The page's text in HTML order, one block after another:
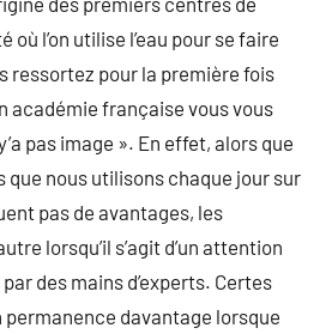
où l’on utilise l’eau pour se faire
ressortez pour la première fois
académie française vous vous
pas image ». En effet, alors que
nous utilisons chaque jour sur
pas de avantages, les
lorsqu’il s’agit d’un attention
des mains d’experts. Certes
davantage lorsque